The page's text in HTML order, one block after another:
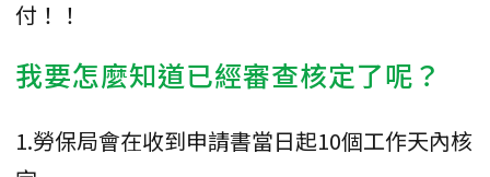
付！！
我要怎麼知道已經審查核定了呢？
1.勞保局會在收到申請書當日起10個工作天內核